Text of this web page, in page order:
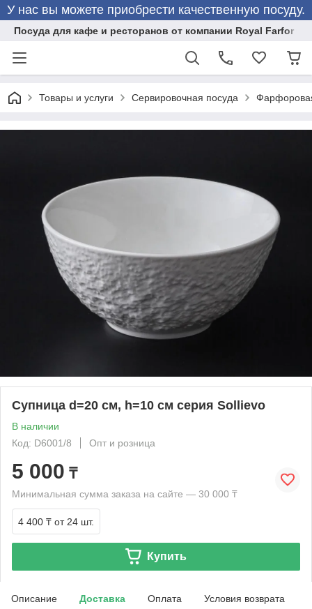
У нас вы можете приобрести качественную посуду.
Посуда для кафе и ресторанов от компании Royal Farfor
Товары и услуги Сервировочная посуда
Супница d=20 см, h=10 см серия Sollievo
В наличии
Код: D6001/8
Опт и розница
5 000 ₸
Минимальная сумма заказа на сайте — 30 000 ₸
4 400 ₸ от 24 шт.
Купить
Описание Доставка Оплата Условия возврата